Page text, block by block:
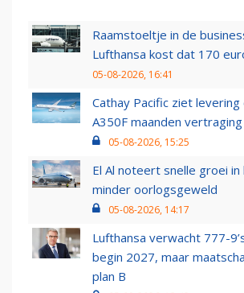
Raamstoeltje in de
Lufthansa kost dat 170
05-08-2026, 16:41
Cathay Pacific ziet
A350F maanden
05-08-2026, 15:25
El Al noteert snelle groei
minder oorlogsgeweld
05-08-2026, 14:17
Lufthansa verwacht 777-
begin 2027, maar
plan B